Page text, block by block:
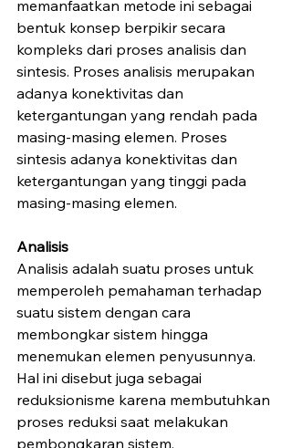
memanfaatkan metode ini sebagai
bentuk konsep berpikir secara
kompleks dari proses analisis dan
sintesis. Proses analisis merupakan
adanya konektivitas dan
ketergantungan yang rendah pada
masing-masing elemen. Proses
sintesis adanya konektivitas dan
ketergantungan yang tinggi pada
masing-masing elemen.
Analisis
Analisis adalah suatu proses untuk
memperoleh pemahaman terhadap
suatu sistem dengan cara
membongkar sistem hingga
menemukan elemen penyusunnya.
Hal ini disebut juga sebagai
reduksionisme karena membutuhkan
proses reduksi saat melakukan
pembongkaran sistem.